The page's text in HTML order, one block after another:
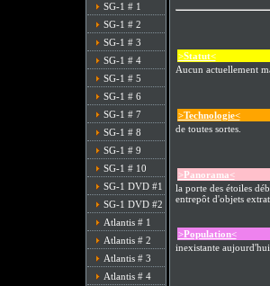
SG-1 # 1
SG-1 # 2
SG-1 # 3
SG-1 # 4
SG-1 # 5
SG-1 # 6
SG-1 # 7
SG-1 # 8
SG-1 # 9
SG-1 # 10
SG-1 DVD #1
SG-1 DVD #2
Atlantis # 1
Atlantis # 2
Atlantis # 3
Atlantis # 4
>Statut<
Aucun actuellement
>Technologie<
de toutes sortes.
>Panorama<
la porte des étoiles
entrepôt d'objets
>Population<
inexistante aujourd'hui.